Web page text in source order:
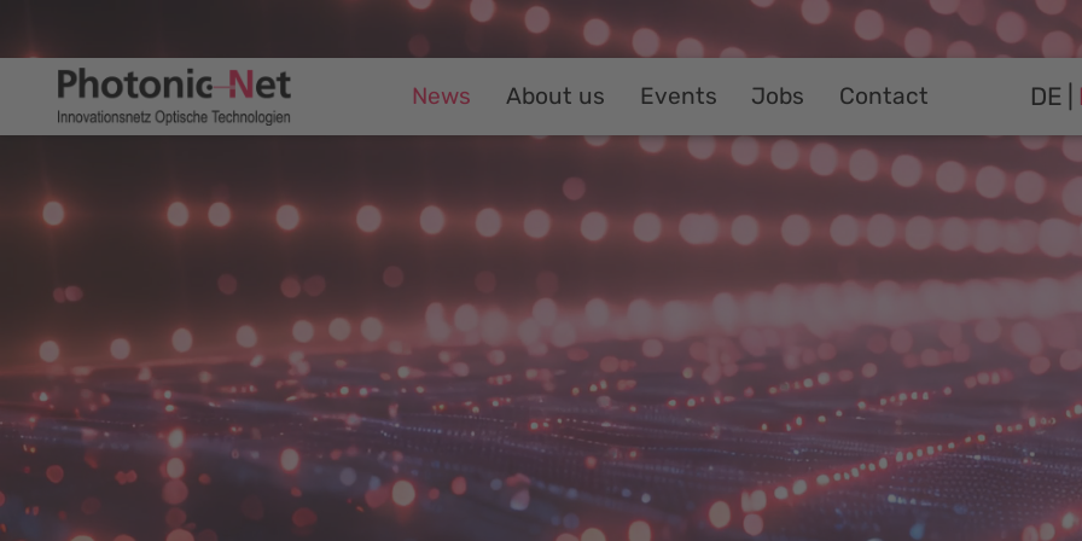
News About us Events Jobs Contact DE